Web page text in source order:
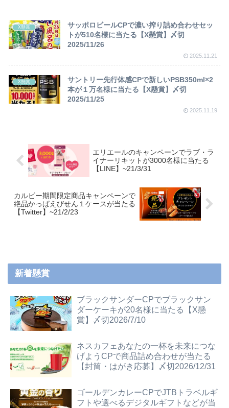
X懸賞
サッポロビールCPで濃い搾り詰め合わせセッ
トが510名様に当たる【X懸賞】〆切
2025/11/26
2025.11.21
X懸賞
サントリー先行体感CPで新しいPSB350ml×2
本が１万名様に当たる【X懸賞】〆切
2025/11/25
2025.11.19
エリエールのキャンペーンでラブ・ラ
イナーリキットが3000名様に当たる
【LINE】~21/3/31
カルビー期間限定商品キャンペーンで
絶品かっぱえびせん１ケースが当たる
【Twitter】~21/2/23
新着懸賞
ブラックサンダーCPでブラックサン
ダーケーキが20名様に当たる【X懸
賞】〆切2026/7/10
ネスカフェあなたの一杯を未来につな
げようCPで商品詰め合わせが当たる
【封筒・はがき応募】〆切2026/12/31
ゴールデンカレーCPでJTBトラベルギ
フトや選べるデジタルギフトなどが当